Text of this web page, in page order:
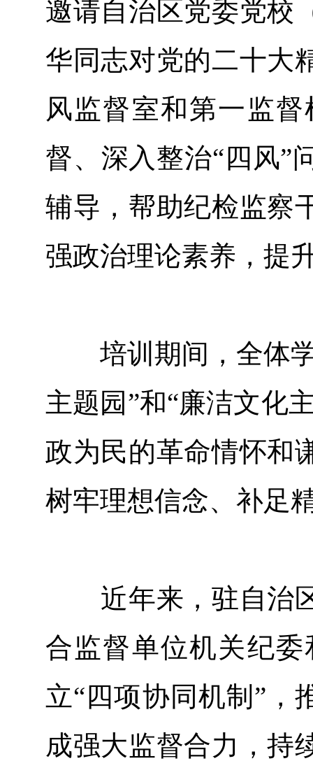
邀请自治区党委党校
华同志对党的二十大
风监督室和第一监
督、深入整治“四风”
辅导，帮助纪检监察
强政治理论素养，提
培训期间，全体学
主题园”和“廉洁文化
政为民的革命情怀和
树牢理想信念、补足
近年来，驻自治区
合监督单位机关纪
立“四项协同机制”，
成强大监督合力，持